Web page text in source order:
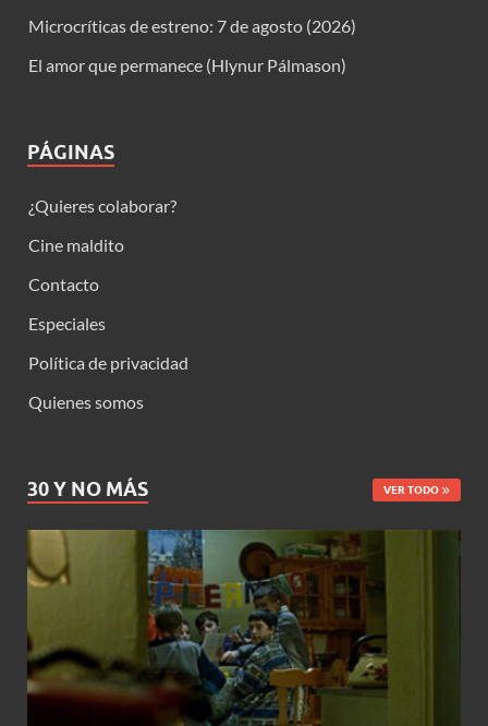
Microcríticas de estreno: 7 de agosto (2026)
El amor que permanece (Hlynur Pálmason)
PÁGINAS
¿Quieres colaborar?
Cine maldito
Contacto
Especiales
Política de privacidad
Quienes somos
30 Y NO MÁS VER TODO